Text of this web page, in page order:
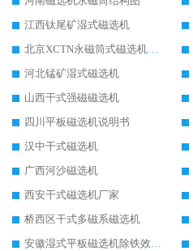
江西钛尾矿湿式磁选机
北京XCTN永磁筒式磁选机磁块位置
河北锰矿湿式磁选机
山西干式强磁磁选机
四川平板磁选机说明书
汉中干式磁选机
广西河沙磁选机
西安干式磁选机厂家
桥西区干式多磁系磁选机
安徽湿式平板磁选机除铁效果怎么样